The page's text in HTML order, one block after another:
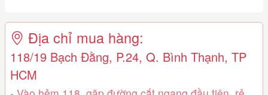
Địa chỉ mua hàng:
118/19 Bạch Đằng, P.24, Q. Bình Thạnh, TP
HCM